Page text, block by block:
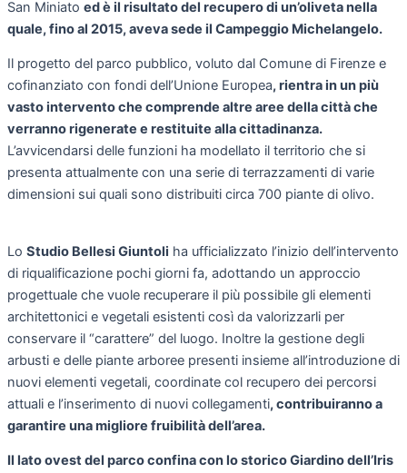
San Miniato ed è il risultato del recupero di un’oliveta nella
quale, fino al 2015, aveva sede il Campeggio Michelangelo.
Il progetto del parco pubblico, voluto dal Comune di Firenze e
cofinanziato con fondi dell’Unione Europea, rientra in un più
vasto intervento che comprende altre aree della città che
verranno rigenerate e restituite alla cittadinanza.
L’avvicendarsi delle funzioni ha modellato il territorio che si
presenta attualmente con una serie di terrazzamenti di varie
dimensioni sui quali sono distribuiti circa 700 piante di olivo.
Lo Studio Bellesi Giuntoli ha ufficializzato l’inizio dell’intervento
di riqualificazione pochi giorni fa, adottando un approccio
progettuale che vuole recuperare il più possibile gli elementi
architettonici e vegetali esistenti così da valorizzarli per
conservare il “carattere” del luogo. Inoltre la gestione degli
arbusti e delle piante arboree presenti insieme all’introduzione di
nuovi elementi vegetali, coordinate col recupero dei percorsi
attuali e l’inserimento di nuovi collegamenti, contribuiranno a
garantire una migliore fruibilità dell’area.
Il lato ovest del parco confina con lo storico Giardino dell’Iris